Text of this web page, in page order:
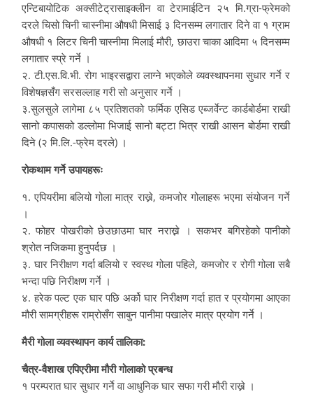
एन्टिबायोटिक अक्सीटेट्रासाइक्लीन वा टेरामाईटिन २५ मि.ग्रा-फ्रेमको
दरले चिसो चिनी चास्नीमा औषधी मिसाई ३ दिनसम्म लगातार दिने वा १ ग्राम
औषधी १ लिटर चिनी चास्नीमा मिलाई मौरी, छाउरा चाका आदिमा ५ दिनसम्म
लगातार स्प्रे गर्ने ।
२. टी.एस.वि.भी. रोग भाइरसद्वारा लाग्ने भएकोले व्यवस्थापनमा सुधार गर्ने र
विशेषज्ञसँग सरसल्लाह गरी सो अनुसार गर्ने ।
३.सुलसुले लागेमा ८५ प्रतिशतको फर्मिक एसिड एब्जर्वेन्ट कार्डबोर्डमा राखी
सानो कपासको डल्लोमा भिजाई सानो बट्टा भित्र राखी आसन बोर्डमा राखी
दिने (२ मि.लि.-फ्रेम दरले) ।
रोकथाम गर्ने उपायहरूः
१. एपियरीमा बलियो गोला मात्र राख्ने, कमजोर गोलाहरू भएमा संयोजन गर्ने
।
२. फोहर पोखरीको छेउछाउमा घार नराख्ने । सकभर बगिरहेको पानीको
श्रोत नजिकमा हुनुपर्दछ ।
३. घार निरीक्षण गर्दा बलियो र स्वस्थ गोला पहिले, कमजोर र रोगी गोला सबै
भन्दा पछि निरीक्षण गर्ने ।
४. हरेक पल्ट एक घार पछि अर्को घार निरीक्षण गर्दा हात र प्रयोगमा आएका
मौरी सामग्रीहरू राम्रोसँग साबुन पानीमा पखालेर मात्र प्रयोग गर्ने ।
मैरी गोला व्यवस्थापन कार्य तालिका:
चैत्र-वैशाख एपिएरीमा मौरी गोलाको प्रबन्ध
१ परम्परात घार सुधार गर्ने वा आधुनिक घार सफा गरी मौरी राख्ने ।